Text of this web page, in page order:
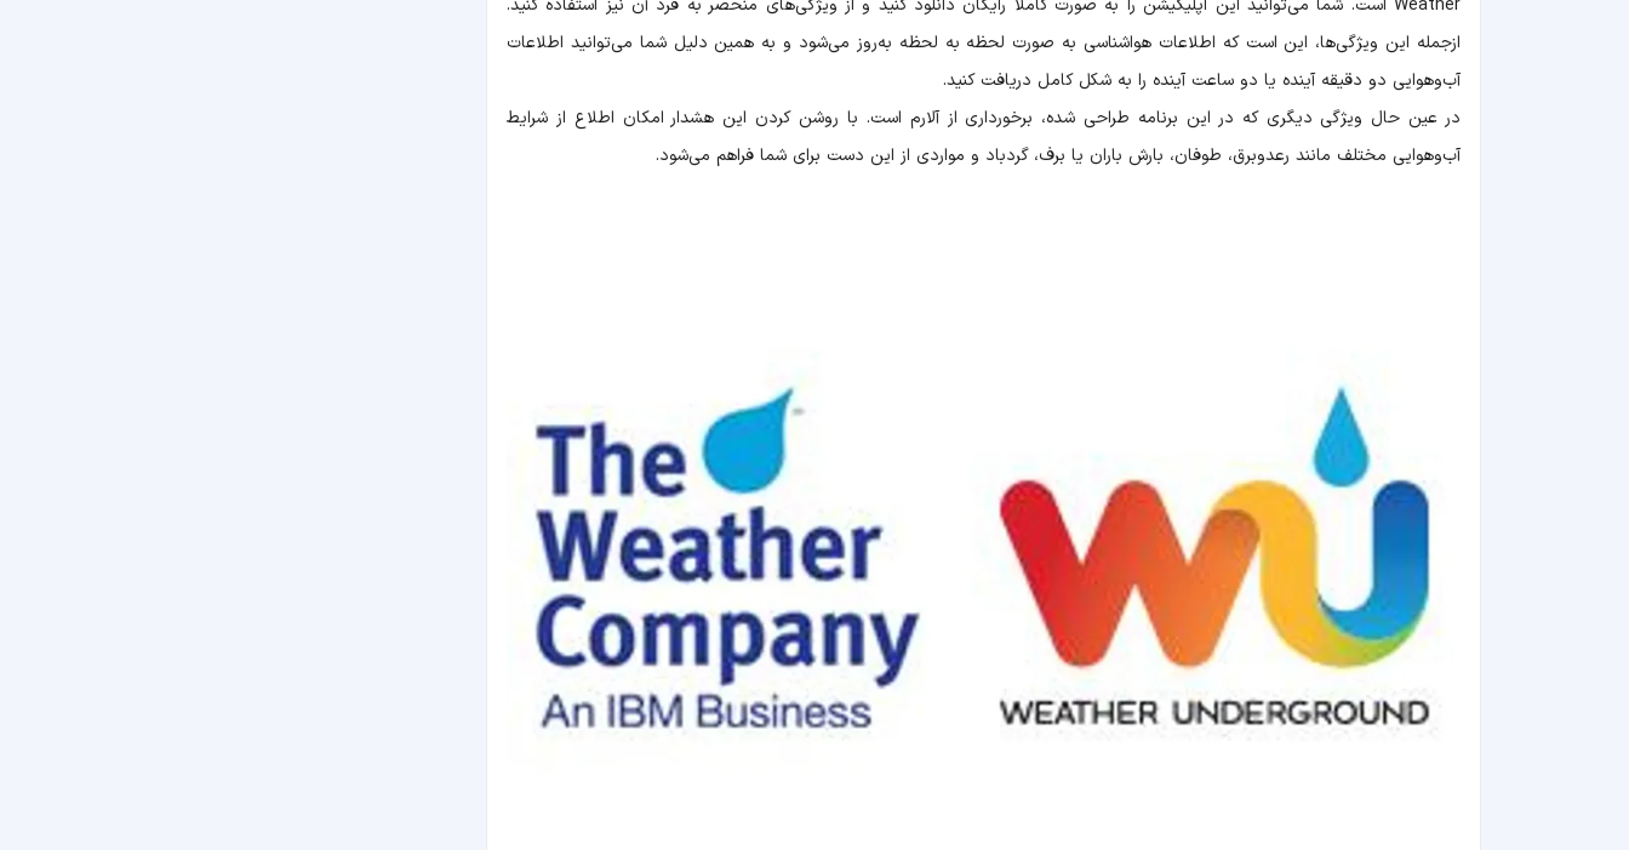
Weather است. شما می‌توانید این اپلیکیشن را به صورت کاملا رایگان دانلود کنید و از ویژگی‌های منحصر به فرد آن نیز استفاده کنید.
ازجمله این ویژگی‌ها، این است که اطلاعات هواشناسی به صورت لحظه به لحظه به‌روز می‌شود و به همین دلیل شما می‌توانید اطلاعات
آب‌وهوایی دو دقیقه آینده یا دو ساعت آینده را به شکل کامل دریافت کنید.
در عین حال ویژگی دیگری که در این برنامه طراحی شده، برخورداری از آلارم است. با روشن کردن این هشدار امکان اطلاع از شرایط
آب‌وهوایی مختلف مانند رعدوبرق، طوفان، بارش باران یا برف، گردباد و مواردی از این دست برای شما فراهم می‌شود.